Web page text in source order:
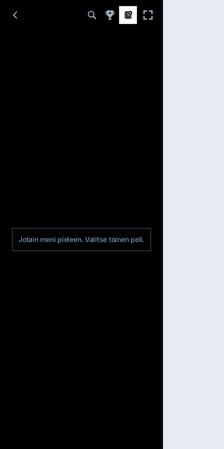
Jotain meni pieleen. Valitse toinen peli.